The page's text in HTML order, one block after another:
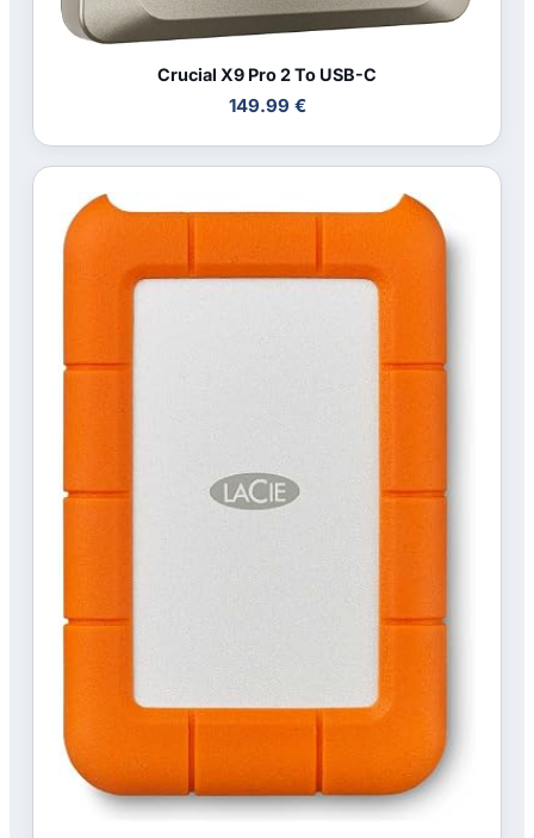
Crucial X9 Pro 2 To USB-C
149.99 €